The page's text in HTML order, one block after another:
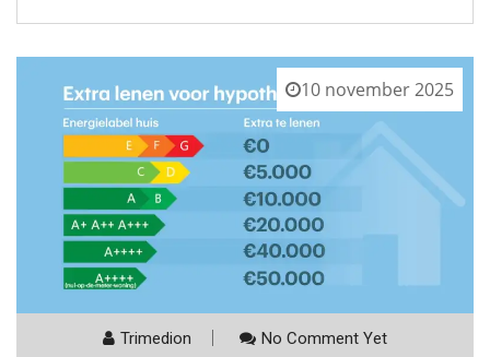
10 november 2025
Trimedion No Comment Yet